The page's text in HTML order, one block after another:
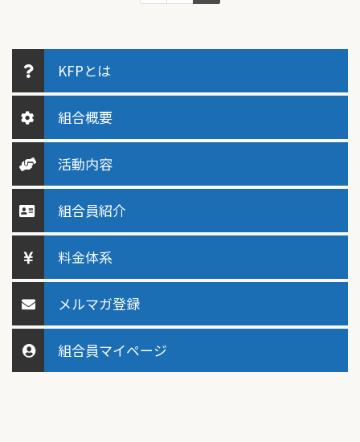
KFPとは
組合概要
活動内容
組合員紹介
料金体系
メルマガ登録
組合員マイページ